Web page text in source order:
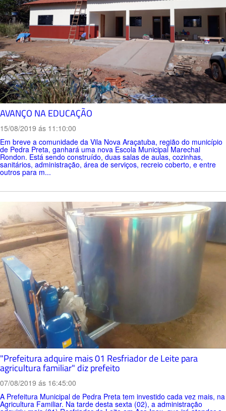
AVANÇO NA EDUCAÇÃO
15/08/2019 ás 11:10:00
Em breve a comunidade da Vila Nova Araçatuba, região do município
de Pedra Preta, ganhará uma nova Escola Municipal Marechal
Rondon. Está sendo construído, duas salas de aulas, cozinhas,
sanitários, administração, área de serviços, recreio coberto, e entre
outros para m...
"Prefeitura adquire mais 01 Resfriador de Leite para
agricultura familiar" diz prefeito
07/08/2019 ás 16:45:00
A Prefeitura Municipal de Pedra Preta tem investido cada vez mais, na
Agricultura Familiar. Na tarde desta sexta (02), a administração